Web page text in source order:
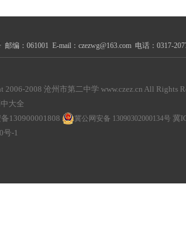
编：061001 E-mail：czezwg@163.com 电话：0317-
2006-2008 沧州市第二中学 www.czez.cn All Rights
大全
130900001808
冀公网安备 13090302000134号 冀
号-1